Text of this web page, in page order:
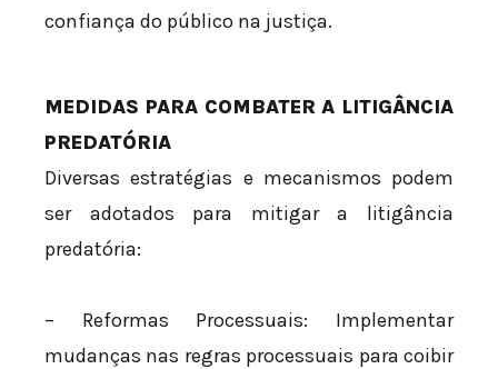
confiança do público na justiça.
MEDIDAS PARA COMBATER A LITIGÂNCIA
PREDATÓRIA
Diversas estratégias e mecanismos podem
ser adotados para mitigar a litigância
predatória:
– Reformas Processuais: Implementar
mudanças nas regras processuais para coibir